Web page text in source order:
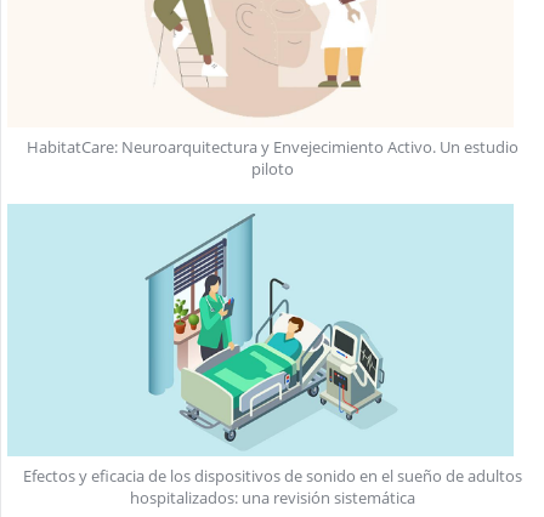
HabitatCare: Neuroarquitectura y Envejecimiento Activo. Un estudio
piloto
Efectos y eficacia de los dispositivos de sonido en el sueño de adultos
hospitalizados: una revisión sistemática